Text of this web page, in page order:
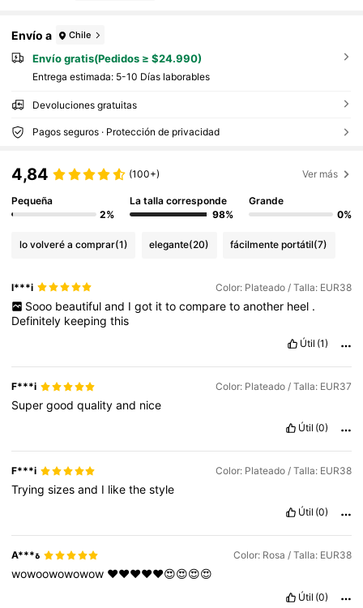
Envío a Chile
Envío gratis(Pedidos ≥ $24.990)
Entrega estimada: 5-10 Días laborables
Devoluciones gratuitas
Pagos seguros · Protección de privacidad
4,84 (100+) Ver más
Pequeña
2%
La talla corresponde
98%
Grande
0%
lo volveré a comprar(1) elegante(20) fácilmente portátil(7)
l***i Color: Plateado / Talla: EUR38
Sooo beautiful and I got it to compare to another heel .
Definitely keepingthis
Útil (1)
F***i Color: Plateado / Talla: EUR37
Supergoodqualityand nice
Útil (0)
F***i Color: Plateado / Talla: EUR38
Tryingsizesand I likethestyle
Útil (0)
A***ة Color: Rosa / Talla: EUR38
wowoowowowow ❤️❤️❤️❤️❤️😍😍😍😍
Útil (0)